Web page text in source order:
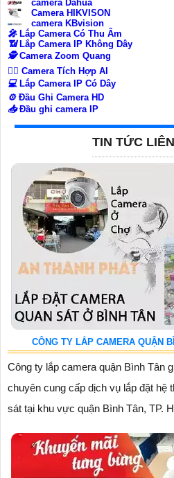
camera Dahua
Camera HIKVISON
camera KBvision
️🎤️ Lắp Camera Có Thu Âm
📶 Lắp Camera IP Không Dây
🕵️Camera Zoom Quang
🧛‍♀️ Camera Tích Hợp AI
💻Lắp Camera IP Có Dây
⚙️Đầu Ghi Camera HD
📥Đầu ghi camera IP
TIN TỨC
CÔNG TY LẮP CAMERA QUẬN
Công ty lắp camera quận Bình Tân
chuyên cung cấp dịch vụ lắp đặt hệ
sát tại khu vực quận Bình Tân, TP.